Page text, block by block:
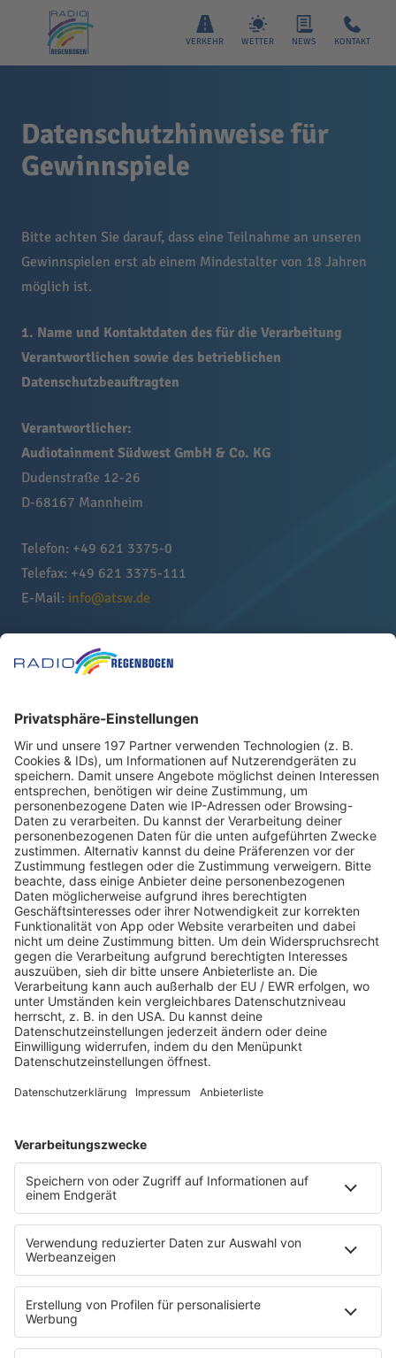
VERKEHR WETTER NEWS KONTAKT
Datenschutzhinweise für
Gewinnspiele
Bitte achten Sie darauf, dass eine Teilnahme an unseren
Gewinnspielen erst ab einem Mindestalter von 18 Jahren
möglich ist.
1. Name und Kontaktdaten des für die Verarbeitung
Verantwortlichen sowie des betrieblichen
Datenschutzbeauftragten
Verantwortlicher:
Audiotainment Südwest GmbH & Co. KG
Dudenstraße 12-26
D-68167 Mannheim
Telefon: +49 621 3375-0
Telefax: +49 621 3375-111
E-Mail: info@atsw.de
Datenschutzbeauftragter:
Der/die Datenschutzbeauftragte der Audiotainment
unterdatenschutz@atsw.deerreichbar.
2. Erhebung und Speicherung
personenbezogener Daten sowie Art und Zweck
und deren Verwendung
3. Rechtsgrundlagen der Datenverarbeitung
4. Speicherdauer
5. Weitergabe von Daten an Dritte
6. Betroffenenrechte
7. Widerspruchsrecht
STARTSEITE
SERVICE
Kontakt